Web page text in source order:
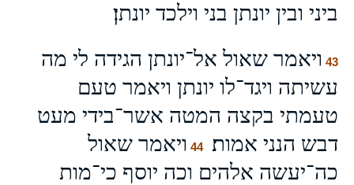
ביני ובין יונתן בני וילכד יונתן׃
43 ויאמר שאול אל־יונתן הגידה לי מה
עשיתה ויגד־לו יונתן ויאמר טעם
טעמתי בקצה המטה אשר־בידי מעט
דבש הנני אמות׃
44 ויאמר שאול
כה־יעשה אלהים וכה יוסף כי־מות